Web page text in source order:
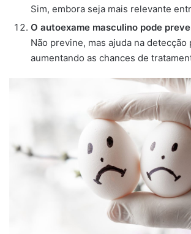
Sim, embora seja mais relevante
O autoexame masculino pode
Não previne, mas ajuda na detecção
aumentando as chances de